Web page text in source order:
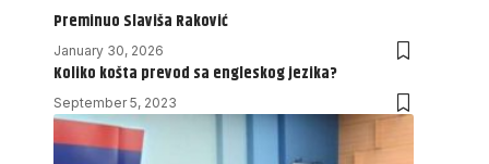
Preminuo Slaviša Raković
January 30, 2026
Koliko košta prevod sa engleskog jezika?
September 5, 2023